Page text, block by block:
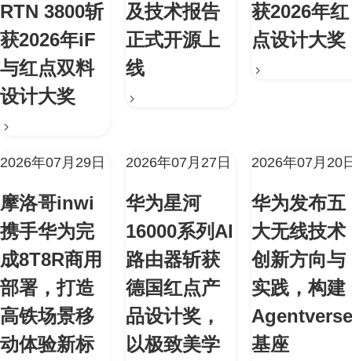
RTN 3800斩
获2026年iF
与红点双料
设计大奖
及技术报告
正式开源上
线
获2026年红
点设计大奖
2026年07月29日
摩洛哥inwi
携手华为完
成8T8R商用
部署，打造
高铁场景移
动体验新标
2026年07月27日
华为星河
16000系列AI
路由器斩获
德国红点产
品设计奖，
以极致美学
2026年07月20
华为发布五
大无线技术
创新方向与
实践，构建
Agentverse
基座